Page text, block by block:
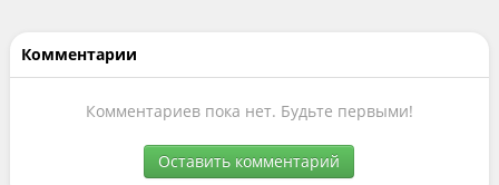
Комментарии
Комментариев пока нет. Будьте первыми!
Оставить комментарий